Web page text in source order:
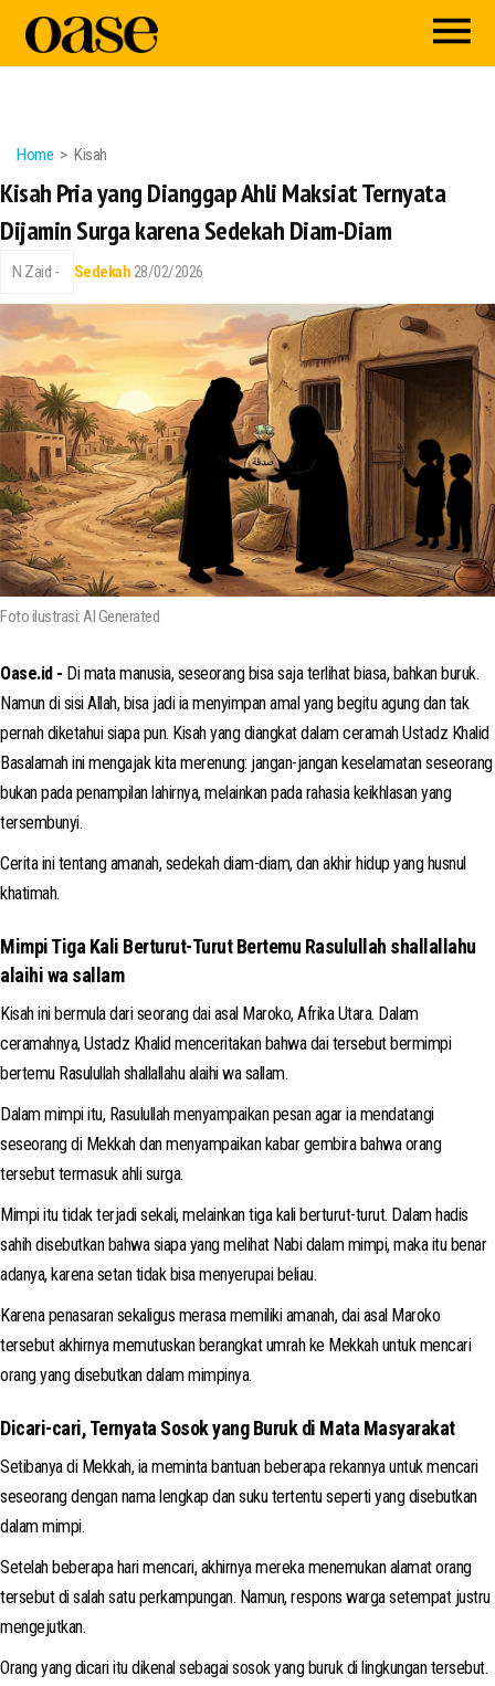
Home Kisah
Kisah Pria yang Dianggap Ahli Maksiat Ternyata
Dijamin Surga karena Sedekah Diam-Diam
N Zaid - Sedekah28/02/2026
Foto ilustrasi: AI Generated
Oase.id - Di mata manusia, seseorang bisa saja terlihat biasa, bahkan buruk.
Namun di sisi Allah, bisa jadi ia menyimpan amal yang begitu agung dan tak
pernah diketahui siapa pun. Kisah yang diangkat dalam ceramah Ustadz Khalid
Basalamah ini mengajak kita merenung: jangan-jangan keselamatan seseorang
bukan pada penampilan lahirnya, melainkan pada rahasia keikhlasan yang
tersembunyi.
Cerita ini tentang amanah, sedekah diam-diam, dan akhir hidup yang husnul
khatimah.
Mimpi Tiga Kali Berturut-Turut Bertemu Rasulullah shallallahu
alaihi wa sallam
Kisah ini bermula dari seorang dai asal Maroko, Afrika Utara. Dalam
ceramahnya, Ustadz Khalid menceritakan bahwa dai tersebut bermimpi
bertemu Rasulullah shallallahu alaihi wa sallam.
Dalam mimpi itu, Rasulullah menyampaikan pesan agar ia mendatangi
seseorang di Mekkah dan menyampaikan kabar gembira bahwa orang
tersebut termasuk ahli surga.
Mimpi itu tidak terjadi sekali, melainkan tiga kali berturut-turut. Dalam hadis
sahih disebutkan bahwa siapa yang melihat Nabi dalam mimpi, maka itu benar
adanya, karena setan tidak bisa menyerupai beliau.
Karena penasaran sekaligus merasa memiliki amanah, dai asal Maroko
tersebut akhirnya memutuskan berangkat umrah ke Mekkah untuk mencari
orang yang disebutkan dalam mimpinya.
Dicari-cari, Ternyata Sosok yang Buruk di Mata Masyarakat
Setibanya di Mekkah, ia meminta bantuan beberapa rekannya untuk mencari
seseorang dengan nama lengkap dan suku tertentu seperti yang disebutkan
dalam mimpi.
Setelah beberapa hari mencari, akhirnya mereka menemukan alamat orang
tersebut di salah satu perkampungan. Namun, respons warga setempat justru
mengejutkan.
Orang yang dicari itu dikenal sebagai sosok yang buruk di lingkungan tersebut.